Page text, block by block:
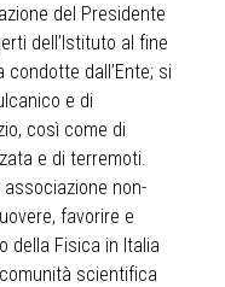
del Presidente
dell’Istituto al fine
dall’Ente; si
e di
così come di
e di terremoti.
associazione non-
favorire e
della Fisica in Italia
scientifica